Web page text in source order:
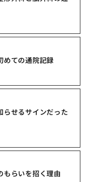
めての通院記録
らせるサインだった
もらいを招く理由